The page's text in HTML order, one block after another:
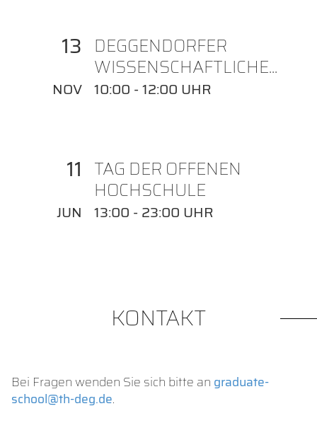
13 DEGGENDORFER
WISSENSCHAFTLICHE...
NOV 10:00 - 12:00 UHR
11 TAG DER OFFENEN
HOCHSCHULE
JUN 13:00 - 23:00 UHR
KONTAKT
Bei Fragen wenden Sie sich bitte an graduate-
school@th-deg.de.